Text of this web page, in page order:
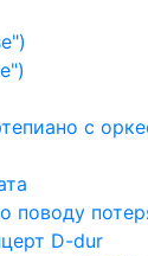
с
поводу
D-dur